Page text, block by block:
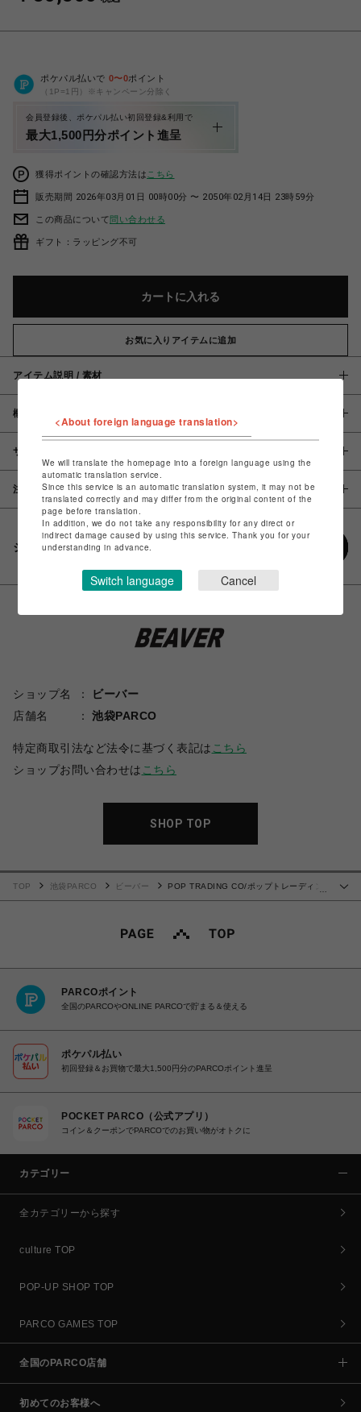
ポケパル払いで 0〜0ポイント
（1P=1円）※キャンペーン分除く
会員登録後、ポケパル払い初回登録&利用で
最大1,500円分ポイント進呈
獲得ポイントの確認方法は こちら
販売期間 2026年03月01日 00時00分 〜 2050年02月14日 23時59分
この商品について問い合わせる
ギフト：ラッピング不可
カートに入れる
お気に入りアイテムに追加
アイテム説明 / 素材
概要
サイズ
注意事項
シェアする
ショップ名
ビーバー
店舗名
池袋PARCO
特定商取引法など法令に基づく表記は こちら
ショップお問い合わせは こちら
SHOP TOP
TOP 池袋PARCO ビーバー
POP TRADING CO/ポップトレーディン
PARCOポイント
全国のPARCOやONLINE PARCOで貯まる＆使える
ポケパル払い
初回登録＆お買物で最大1,500円分のPARCOポイント進呈
POCKET PARCO（公式アプリ）
コイン＆クーポンでPARCOでのお買い物がオトクに
カテゴリー
全カテゴリーから探す
culture TOP
POP-UP SHOP TOP
PARCO GAMES TOP
全国のPARCO店舗
初めてのお客様へ
<About foreign language translation>
We will translate the homepage into a foreign language using the
automatic translation service.
Since this service is an automatic translation system, it may not be
translated correctly and may differ from the original content of the
page before translation.
In addition, we do not take any responsibility for any direct or
indirect damage caused by using this service. Thank you for your
understanding in advance.
Switch language Cancel